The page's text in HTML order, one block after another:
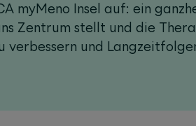
myMeno Insel auf: ein
Zentrum stellt und die
verbessern und